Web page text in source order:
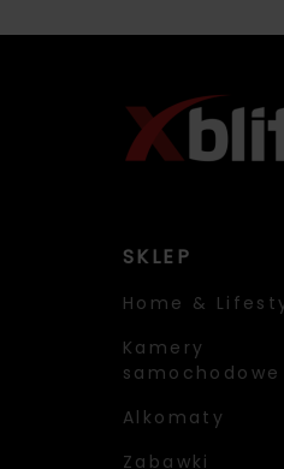
SKLEP
Home &
Kamery
samochodowe
Alkomaty
Zabawki